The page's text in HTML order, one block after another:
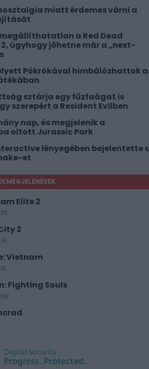
miatt érdemes várni a
a Red Dead
úgyhogy jöhetne már a „next-
Pókrókával himbálózhattok
sztárja egy fűzfaágat is
szerepért a Resident Evilben
nap, és megjelenik a
oltott Jurassic Park
lényegében bejelentette
et
Elite 2
2
Vietnam
Fighting Souls